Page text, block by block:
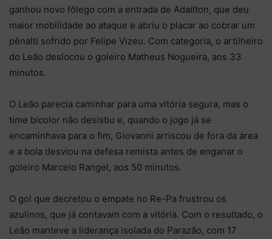
ganhou novo fôlego com a entrada de Adailton, que deu
maior mobilidade ao ataque e abriu o placar ao cobrar um
pênalti sofrido por Felipe Vizeu. Com categoria, o artilheiro
do Leão deslocou o goleiro Matheus Nogueira, aos 33
minutos.
O Leão parecia caminhar para uma vitória segura, mas o
time bicolor não desistiu e, quando o jogo já se
encaminhava para o fim, Giovanni arriscou de fora da área
e a bola desviou na defesa remista antes de enganar o
goleiro Marcelo Rangel, aos 50 minutos.
O gol que decretou o empate no Re-Pa frustrou os
azulinos, que já contavam com a vitória. Com o resultado, o
Leão manteve a liderança isolada do Parazão, com 17